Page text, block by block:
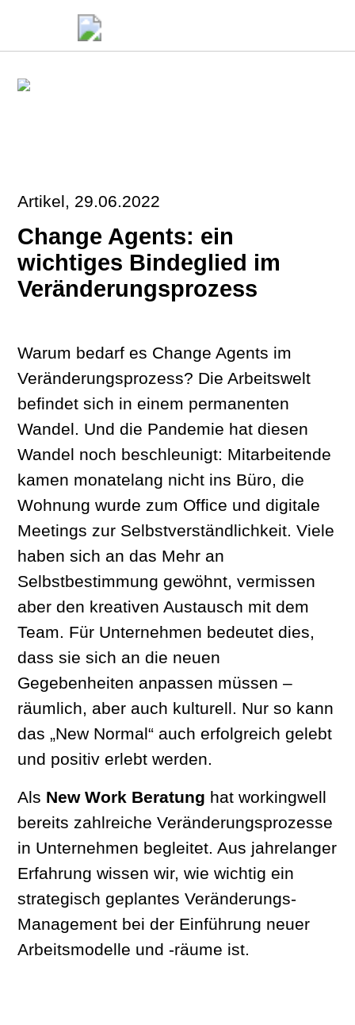
Artikel, 29.06.2022
Change Agents: ein
wichtiges Bindeglied im
Veränderungsprozess
Warum bedarf es Change Agents im
Veränderungsprozess? Die Arbeitswelt
befindet sich in einem permanenten
Wandel. Und die Pandemie hat diesen
Wandel noch beschleunigt: Mitarbeitende
kamen monatelang nicht ins Büro, die
Wohnung wurde zum Office und digitale
Meetings zur Selbstverständlichkeit. Viele
haben sich an das Mehr an
Selbstbestimmung gewöhnt, vermissen
aber den kreativen Austausch mit dem
Team. Für Unternehmen bedeutet dies,
dass sie sich an die neuen
Gegebenheiten anpassen müssen –
räumlich, aber auch kulturell. Nur so kann
das „New Normal“ auch erfolgreich gelebt
und positiv erlebt werden.
Als New Work Beratung hat workingwell
bereits zahlreiche Veränderungsprozesse
in Unternehmen begleitet. Aus jahrelanger
Erfahrung wissen wir, wie wichtig ein
strategisch geplantes Veränderungs-
Management bei der Einführung neuer
Arbeitsmodelle und -räume ist.